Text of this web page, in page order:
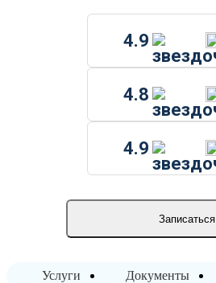
Записаться
Услуги Документы
4.9
4.8
4.9